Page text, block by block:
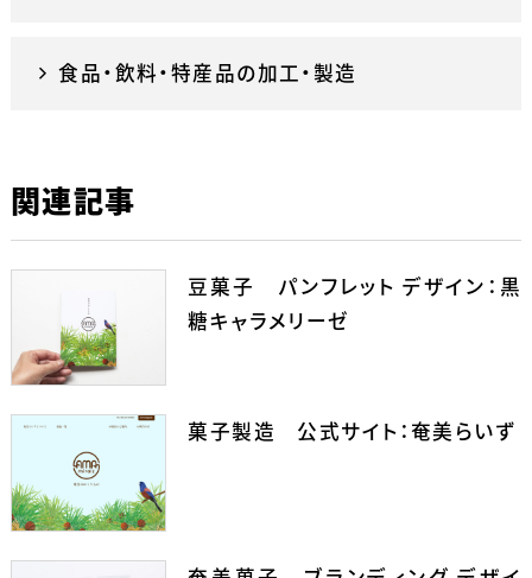
食品・飲料・特産品の加工・製造
関連記事
豆菓子 パンフレット デザイン：黒
糖キャラメリーゼ
菓子製造 公式サイト：奄美らいず